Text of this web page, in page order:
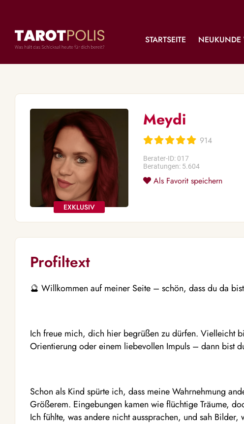
STARTSEITE NEUKUNDE
Meydi
914
Berater-ID: 017
Beratungen: 5.604
Als Favorit speichern
Profiltext
🔮 Willkommen auf meiner Seite – schön, dass du da
Ich freue mich, dich hier begrüßen zu dürfen. Vielleicht
Orientierung oder einem liebevollen Impuls – dann bist
Schon als Kind spürte ich, dass meine Wahrnehmung
Größerem. Eingebungen kamen wie flüchtige Träume,
Ich fühlte, was andere nicht aussprachen, und sah Bilder,